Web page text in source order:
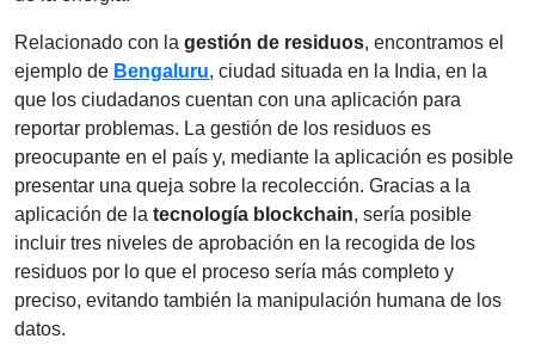
Relacionado con la gestión de residuos, encontramos el
ejemplo de Bengaluru, ciudad situada en la India, en la
que los ciudadanos cuentan con una aplicación para
reportar problemas. La gestión de los residuos es
preocupante en el país y, mediante la aplicación es posible
presentar una queja sobre la recolección. Gracias a la
aplicación de la tecnología blockchain, sería posible
incluir tres niveles de aprobación en la recogida de los
residuos por lo que el proceso sería más completo y
preciso, evitando también la manipulación humana de los
datos.